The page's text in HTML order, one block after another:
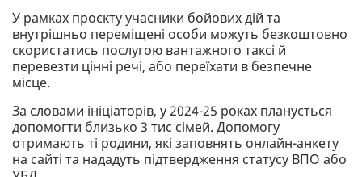
У рамках проєкту учасники бойових дій та
внутрішньо переміщені особи можуть безкоштовно
скористатись послугою вантажного таксі й
перевезти цінні речі, або переїхати в безпечне
місце.
За словами ініціаторів, у 2024-25 роках планується
допомогти близько 3 тис сімей. Допомогу
отримають ті родини, які заповнять онлайн-анкету
на сайті та нададуть підтвердження статусу ВПО або